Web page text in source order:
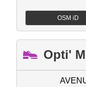
OSM iD
Opti'